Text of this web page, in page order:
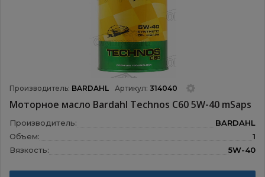
Производитель: BARDAHL Артикул: 314040
Моторное масло Bardahl Technos C60 5W-40 mSaps
Производитель:
BARDAHL
Объем:
1
Вязкость:
5W-40